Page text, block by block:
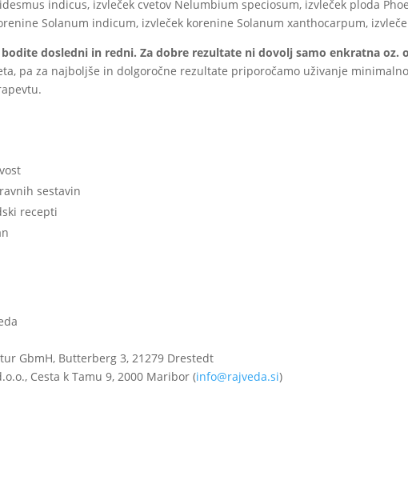
indicus, izvleček cvetov Nelumbium speciosum, izvleček ploda
Solanum indicum, izvleček korenine Solanum xanthocarpum,
dosledni in redni. Za dobre rezultate ni dovolj samo enkratna oz.
pa za najboljše in dolgoročne rezultate priporočamo uživanje
sestavin
recepti
GbmH, Butterberg 3, 21279 Drestedt
Cesta k Tamu 9, 2000 Maribor (info@rajveda.si)